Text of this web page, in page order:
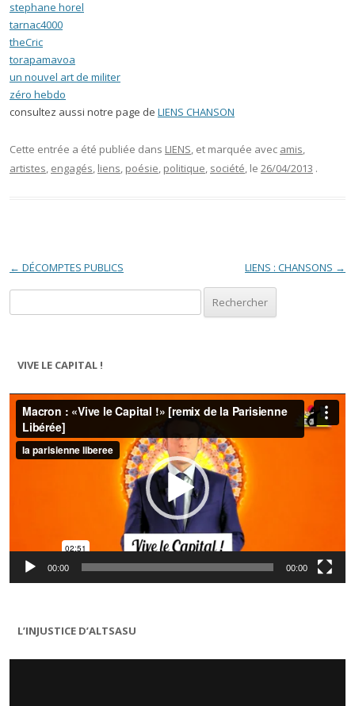
stephane horel
tarnac4000
theCric
torapamavoa
un nouvel art de militer
zéro hebdo
consultez aussi notre page de LIENS CHANSON
Cette entrée a été publiée dans LIENS, et marquée avec amis,
artistes, engagés, liens, poésie, politique, société, le 26/04/2013 .
Navigation des articles
← DÉCOMPTES PUBLICS LIENS : CHANSONS →
VIVE LE CAPITAL !
Lecteur
vidéo
00:00 00:00
L’INJUSTICE D’ALTSASU
Lecteur